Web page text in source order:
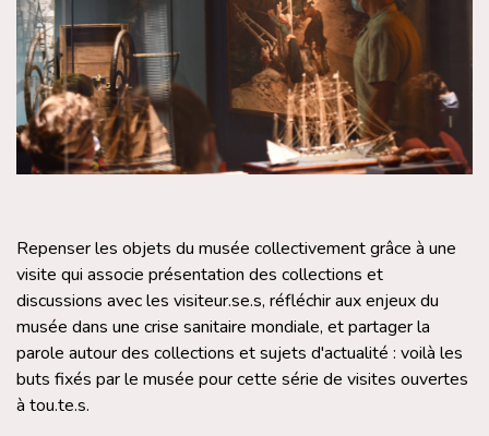
Repenser les objets du musée collectivement grâce à une
visite qui associe présentation des collections et
discussions avec les visiteur.se.s, réfléchir aux enjeux du
musée dans une crise sanitaire mondiale, et partager la
parole autour des collections et sujets d'actualité : voilà les
buts fixés par le musée pour cette série de visites ouvertes
à tou.te.s.